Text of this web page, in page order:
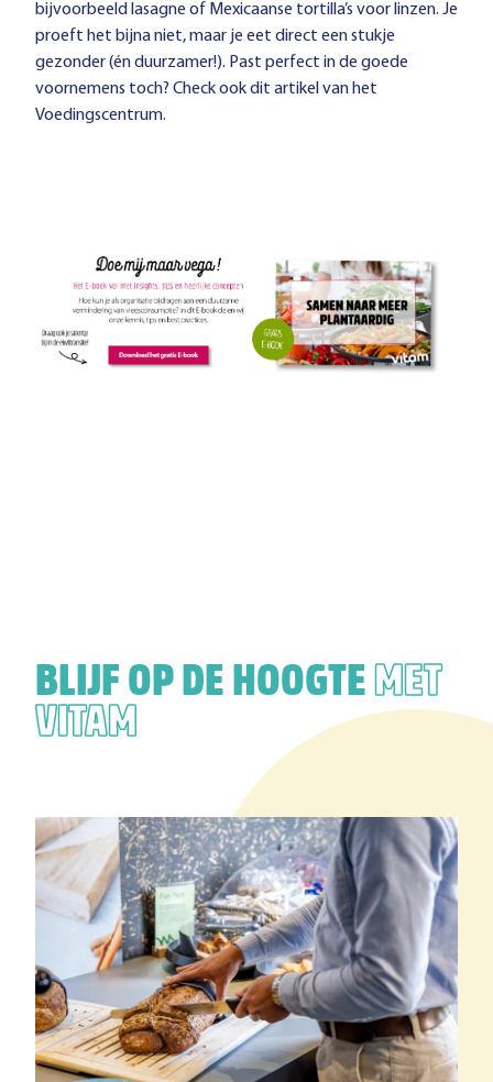
bijvoorbeeld lasagne of Mexicaanse tortilla’s voor linzen. Je
proeft het bijna niet, maar je eet direct een stukje
gezonder (énduurzamer!). Past perfect in de goede
voornemens toch? Check ook dit artikel van het
Voedingscentrum.
BLIJF OP DE HOOGTEMET
VITAM